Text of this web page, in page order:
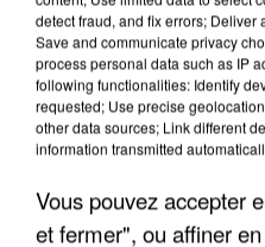
detect fraud, and fix errors;
Save and communicate privacy
process personal data such as IP
following functionalities: Identify
requested; Use precise
other data sources; Link different
information transmitted
Vous pouvez accepter
et fermer", ou affiner